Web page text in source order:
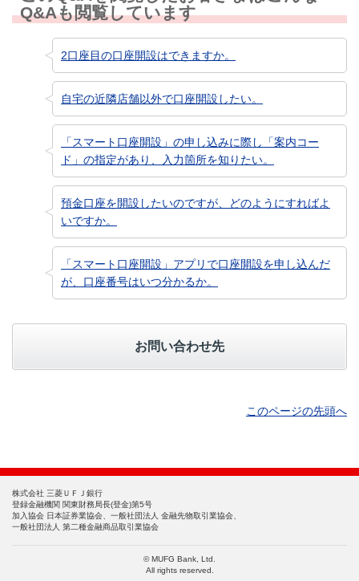
Q&Aも閲覧しています
2口座目の口座開設はできますか。
自宅の近隣店舗以外で口座開設したい。
「スマート口座開設」の申し込みに際し「案内コー
ド」の指定があり、入力箇所を知りたい。
預金口座を開設したいのですが、どのようにすればよ
いですか。
「スマート口座開設」アプリで口座開設を申し込んだ
が、口座番号はいつ分かるか。
お問い合わせ先
このページの先頭へ
株式会社 三菱ＵＦＪ銀行
登録金融機関 関東財務局長(登金)第5号
加入協会 日本証券業協会、一般社団法人 金融先物取引業協会、
一般社団法人 第二種金融商品取引業協会
© MUFG Bank, Ltd.
All rights reserved.